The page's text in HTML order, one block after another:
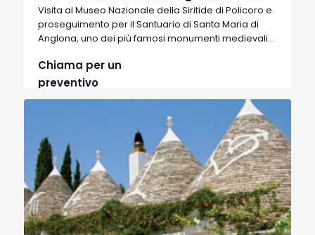
Visita al Museo Nazionale della Siritide di Policoro e
proseguimento per il Santuario di Santa Maria di
Anglona, uno dei più famosi monumenti medievali
nel XII secolo sul sito della greca Pandosia.
Chiama per un
preventivo